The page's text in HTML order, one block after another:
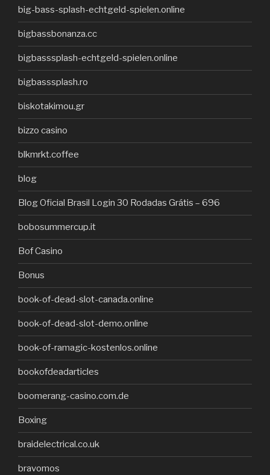
big-bass-splash-echtgeld-spielen.online
bigbassbonanza.cc
bigbasssplash-echtgeld-spielen.online
bigbasssplash.ro
biskotakimou.gr
bizzo casino
blkmrkt.coffee
blog
Blog Oficial Brasil Login 30 Rodadas Grátis – 696
bobosummercup.it
Bof Casino
Bonus
book-of-dead-slot-canada.online
book-of-dead-slot-demo.online
book-of-ramagic-kostenlos.online
bookofdeadarticles
boomerang-casino.com.de
Boxing
braidelectrical.co.uk
bravomos